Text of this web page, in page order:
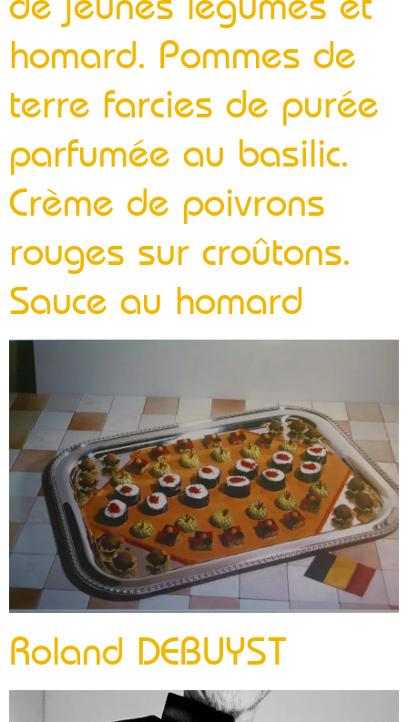
homard. Pommes de
terre farcies de purée
parfumée au basilic.
Crème de poivrons
rouges sur croûtons.
Sauce au homard
Roland DEBUYST